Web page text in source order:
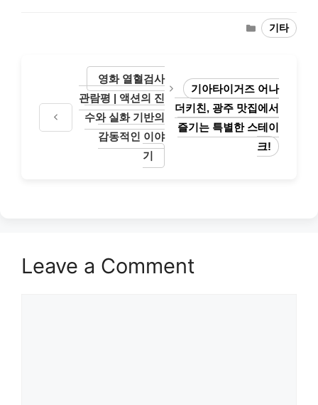
Categories
기타
영화 열혈검사
관람평 | 액션의 진
수와 실화 기반의
감동적인 이야
기
기아타이거즈 어나
더키친, 광주 맛집에서
즐기는 특별한 스테이
크!
Leave a Comment